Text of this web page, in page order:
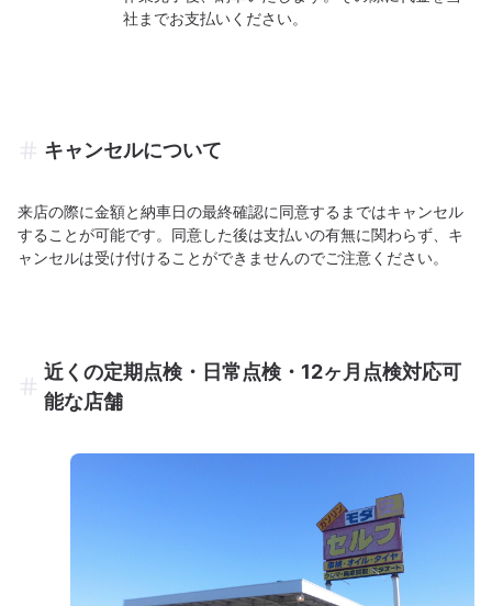
社までお支払いください。
キャンセルについて
来店の際に金額と納車日の最終確認に同意するまではキャンセル
することが可能です。同意した後は支払いの有無に関わらず、キ
ャンセルは受け付けることができませんのでご注意ください。
近くの定期点検・日常点検・12ヶ月点検対応可
能な店舗